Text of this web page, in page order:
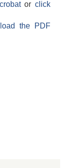
orclick
the PDF